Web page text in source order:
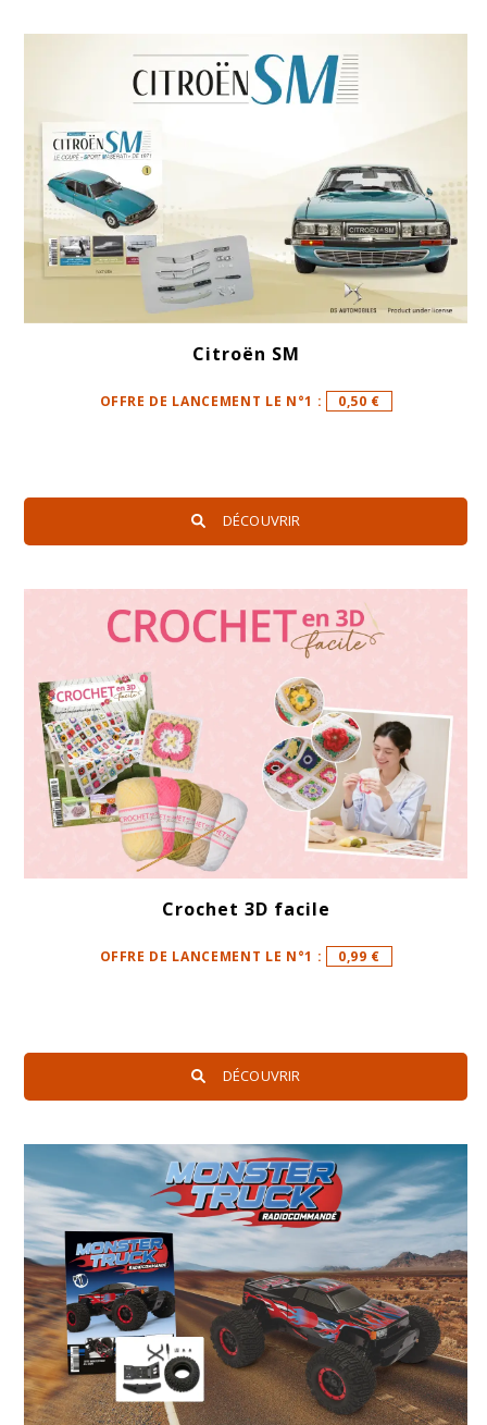
Citroën SM
OFFRE DE LANCEMENT LE N°1 : 0,50 €
DÉCOUVRIR
Crochet 3D facile
OFFRE DE LANCEMENT LE N°1 : 0,99 €
DÉCOUVRIR